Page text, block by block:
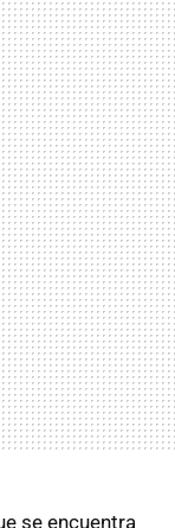
se encuentra